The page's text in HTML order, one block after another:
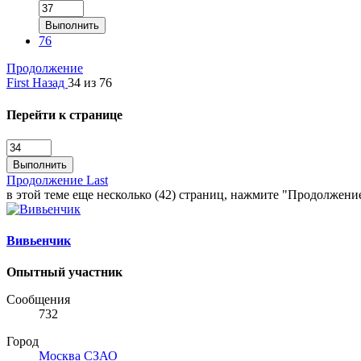
Выполнить
76
Продолжение
First Назад 34 из 76
Перейти к странице
Выполнить
Продолжение Last
в этой теме еще несколько (42) страниц, нажмите
Вивьенчик
Опытный участник
Сообщения
732
Город
Москва СЗАО